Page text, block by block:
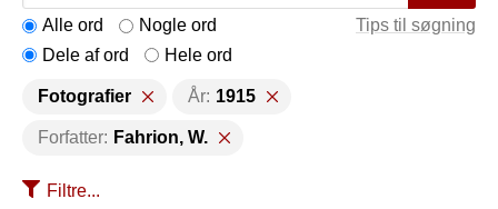
Tips til søgning
Alle ord
Nogle ord
Dele af ord
Hele ord
Fotografier År: 1915
Forfatter: Fahrion, W.
Filtre...